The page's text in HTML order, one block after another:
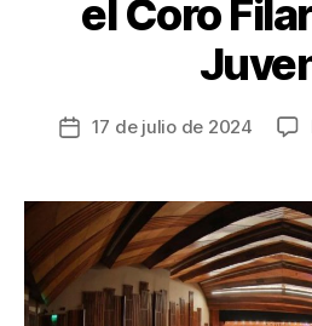
el Coro
Fecha
entrada
17 de julio de 2024